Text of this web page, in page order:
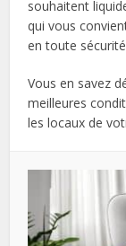
souhaitent
qui vous
en toute
Vous en savez
meilleures
les locaux de